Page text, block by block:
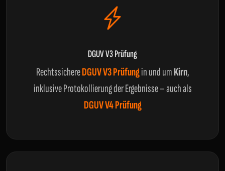
DGUV V3 Prüfung
RechtssichereDGUV V3 Prüfungin und umKirn,
inklusive Protokollierung der Ergebnisse – auch als
DGUV V4 Prüfung